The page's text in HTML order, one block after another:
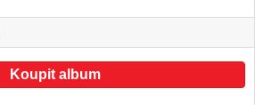
Koupit album